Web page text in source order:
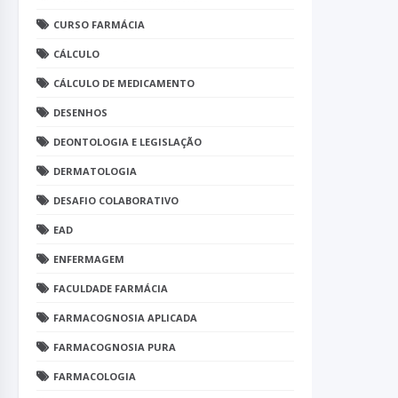
CURSO FARMÁCIA
CÁLCULO
CÁLCULO DE MEDICAMENTO
DESENHOS
DEONTOLOGIA E LEGISLAÇÃO
DERMATOLOGIA
DESAFIO COLABORATIVO
EAD
ENFERMAGEM
FACULDADE FARMÁCIA
FARMACOGNOSIA APLICADA
FARMACOGNOSIA PURA
FARMACOLOGIA